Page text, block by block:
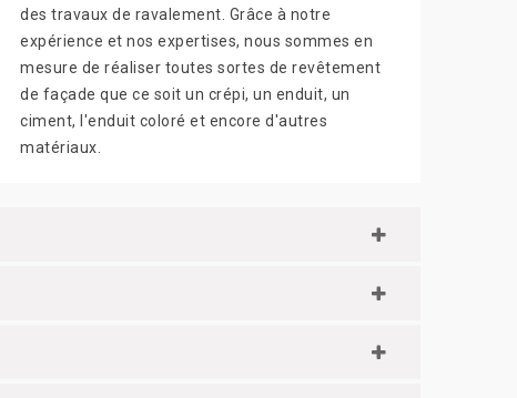
des travaux de ravalement. Grâce à notre
expérience et nos expertises, nous sommes en
mesure de réaliser toutes sortes de revêtement
de façade que ce soit un crépi, un enduit, un
ciment, l'enduit coloré et encore d'autres
matériaux.